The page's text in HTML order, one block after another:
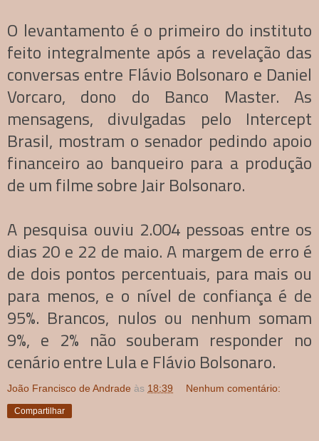
O levantamento é o primeiro do instituto
feito integralmente após a revelação das
conversas entre Flávio Bolsonaro e Daniel
Vorcaro, dono do Banco Master. As
mensagens, divulgadas pelo Intercept
Brasil, mostram o senador pedindo apoio
financeiro ao banqueiro para a produção
de um filme sobre Jair Bolsonaro.
A pesquisa ouviu 2.004 pessoas entre os
dias 20 e 22 de maio. A margem de erro é
de dois pontos percentuais, para mais ou
para menos, e o nível de confiança é de
95%. Brancos, nulos ou nenhum somam
9%, e 2% não souberam responder no
cenário entre Lula e Flávio Bolsonaro.
João Francisco de Andrade às 18:39 Nenhum comentário:
Compartilhar